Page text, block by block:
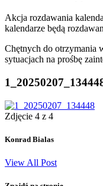
Akcja rozdawania
kalendarze będą
Chętnych do otrzymania
sytuacjach na prośbę
Zdjęcie 4 z 4
Konrad Bialas
View All Post